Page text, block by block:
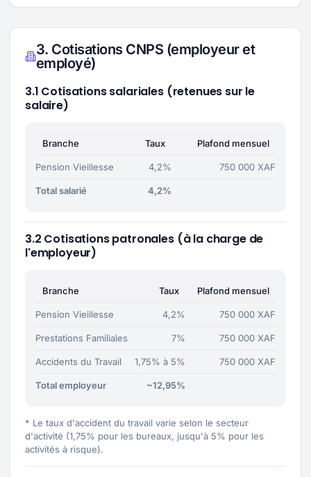
3. Cotisations CNPS (employeur et
employé)
3.1 Cotisations salariales (retenues sur le
salaire)
Branche Taux Plafond mensuel
Pension Vieillesse 4,2% 750 000 XAF
Total salarié 4,2%
3.2 Cotisations patronales (à la charge de
l'employeur)
Branche Taux Plafond mensuel
Pension Vieillesse 4,2% 750 000 XAF
Prestations Familiales 7% 750 000 XAF
Accidents du Travail 1,75% à 5% 750 000 XAF
Total employeur ~12,95%
* Le taux d'accident du travail varie selon le secteur
d'activité (1,75% pour les bureaux, jusqu'à 5% pour les
activités à risque).